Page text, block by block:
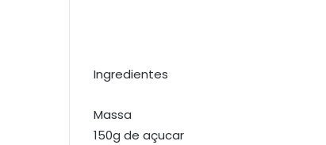
Ingredientes
Massa
150g de açucar